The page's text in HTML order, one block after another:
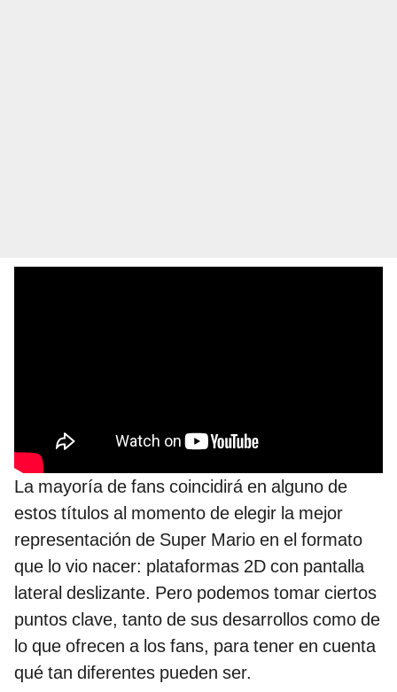
La mayoría de fans coincidirá en alguno de
estos títulos al momento de elegir la mejor
representación de Super Mario en el formato
que lo vio nacer: plataformas 2D con pantalla
lateral deslizante. Pero podemos tomar ciertos
puntos clave, tanto de sus desarrollos como de
lo que ofrecen a los fans, para tener en cuenta
qué tan diferentes pueden ser.